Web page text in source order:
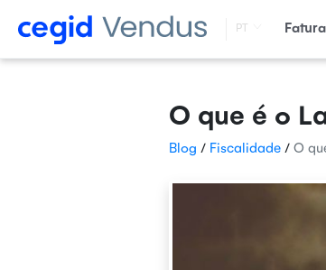
PT
O que é o
Blog / Fiscalidade / O